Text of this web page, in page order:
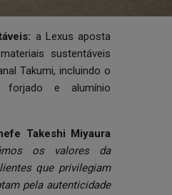
a Lexus aposta
sustentáveis
Takumi, incluindo o
e alumínio
Takeshi Miyaura
os valores da
que privilegiam
pela autenticidade